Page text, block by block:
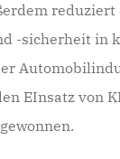
-sicherheit in
EInsatz von